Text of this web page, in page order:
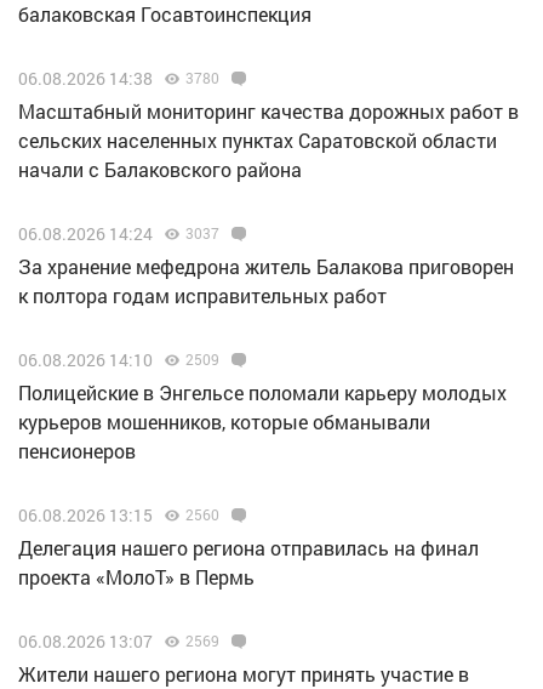
балаковская Госавтоинспекция
06.08.2026 14:38 3780
Масштабный мониторинг качества дорожных работ в
сельских населенных пунктах Саратовской области
начали с Балаковского района
06.08.2026 14:24 3037
За хранение мефедрона житель Балакова приговорен
к полтора годам исправительных работ
06.08.2026 14:10 2509
Полицейские в Энгельсе поломали карьеру молодых
курьеров мошенников, которые обманывали
пенсионеров
06.08.2026 13:15 2560
Делегация нашего региона отправилась на финал
проекта «МолоТ» в Пермь
06.08.2026 13:07 2569
Жители нашего региона могут принять участие в